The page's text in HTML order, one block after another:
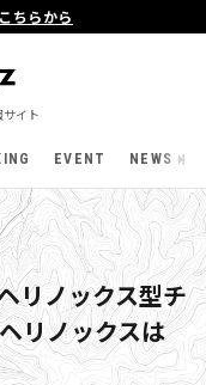
ちらから
イト
EVENT NEWS
リノックス型チ
リノックスは